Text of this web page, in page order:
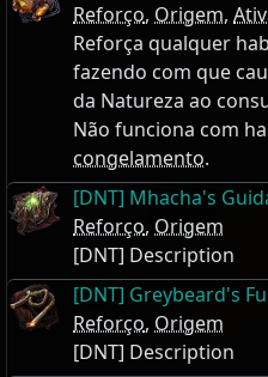
Reforço, Origem,
Reforça qualquer
fazendo com que
da Natureza ao
Não funciona com
congelamento.
[DNT] Mhacha's
Reforço, Origem
[DNT] Description
[DNT] Greybeard's
Reforço, Origem
[DNT] Description